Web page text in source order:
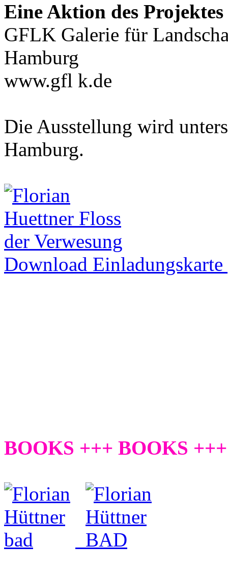
Eine Aktion des Projektes
GFLK Galerie für
Hamburg
www.gfl k.de
Die Ausstellung wird
Hamburg.
Download
BOOKS +++ BOOKS +++